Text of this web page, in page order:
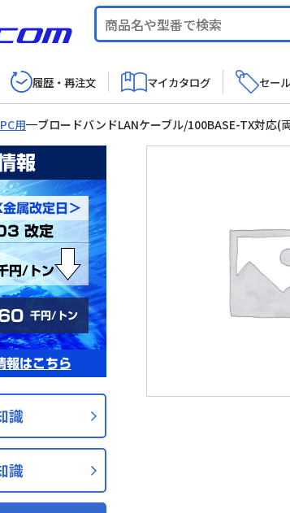
履歴・再注文 マイカタログ セー
用 ブロードバンドLANケーブル/100BASE-TX対応(
報
属改定日＞
改定
円/トン
千円/トン
報はこちら
識
識